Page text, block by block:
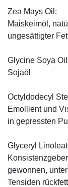
Zea Mays Oil:
Maiskeimöl,
ungesättigter
Glycine Soya
Sojaöl
Octyldodecyl
Emollient und
in gepressten
Glyceryl
gewonnen,
Tensiden